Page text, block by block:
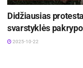
Didžiausias
svarstyklės
2025-10-22